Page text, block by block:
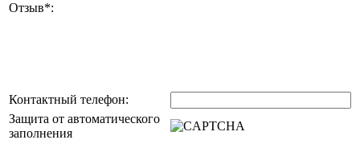
Отзыв*:
Контактный телефон:
Защита от автоматического
заполнения